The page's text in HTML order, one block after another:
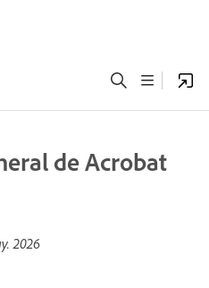
de Acrobat
2026